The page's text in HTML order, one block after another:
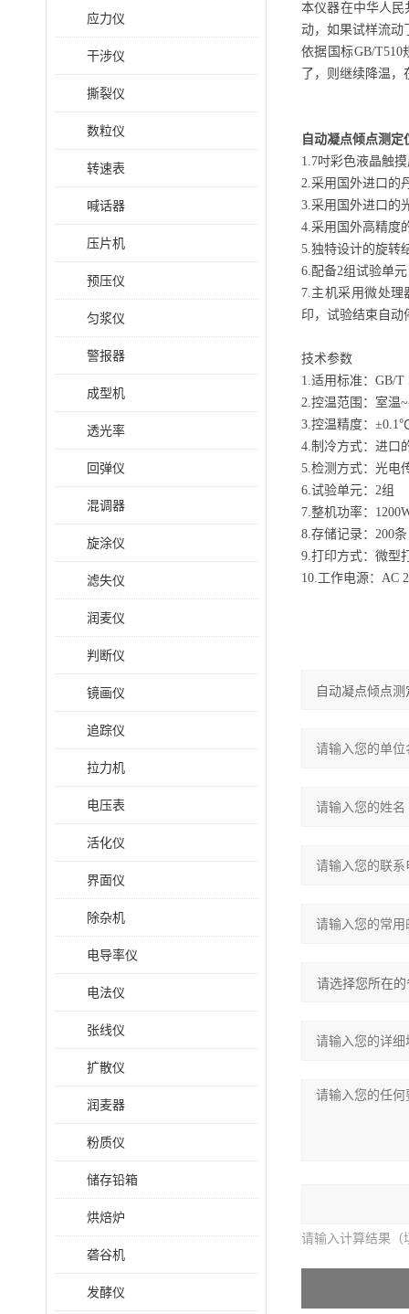
应力仪
干涉仪
撕裂仪
数粒仪
转速表
喊话器
压片机
预压仪
匀浆仪
警报器
成型机
透光率
回弹仪
混调器
旋涂仪
滤失仪
润麦仪
判断仪
镜画仪
追踪仪
拉力机
电压表
活化仪
界面仪
除杂机
电导率仪
电法仪
张线仪
扩散仪
润麦器
粉质仪
储存铅箱
烘焙炉
砻谷机
发酵仪
本仪器在中华人民
动，如果试样流动
依据国标GB/
了，则继续降温
自动凝点倾点测定
1.7吋彩色液晶触
2.采用国外进口的
3.采用国外进口的
4.采用国外高精度
5.独特设计的旋转
6.配备2组试验单
7.主机采用微处
印，试验结束自动
技术参数
1.适用标准：GB/T
2.控温范围：室温
3.控温精度：
4.制冷方式：进口
5.检测方式：光电
6.试验单元：2组
7.整机功率：
8.存储记录：200条
9.打印方式：微型
10.工作电源：AC
请输入计算结果（